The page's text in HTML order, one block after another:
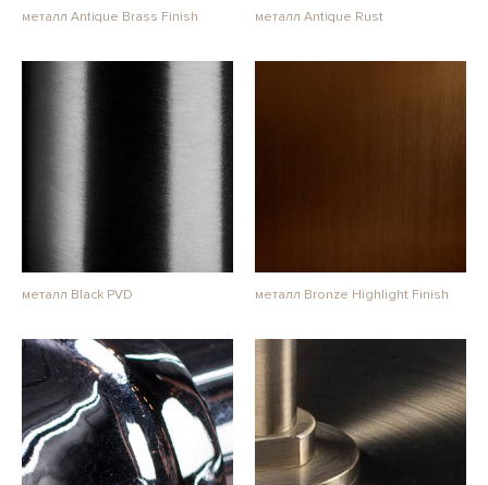
металл Antique Brass Finish металл Antique Rust
металл Black PVD металл Bronze Highlight Finish